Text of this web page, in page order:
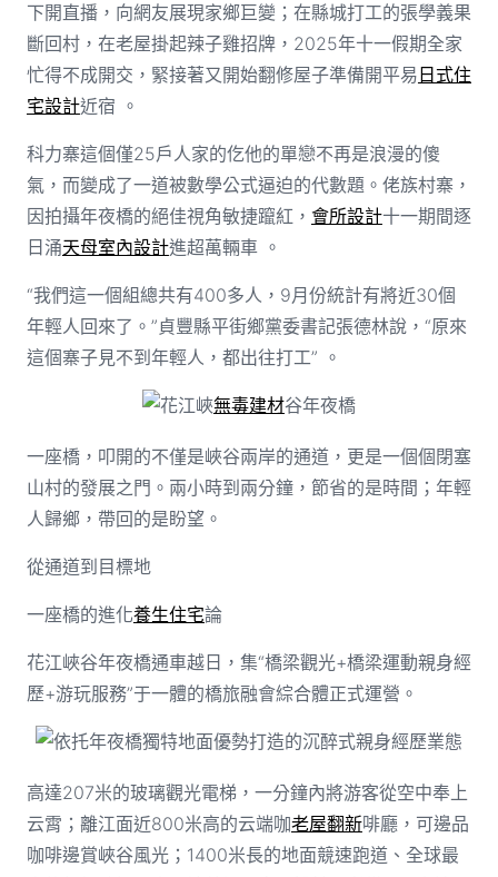
下開直播，向網友展現家鄉巨變；在縣城打工的張學義果
斷回村，在老屋掛起辣子雞招牌，2025年十一假期全家
忙得不成開交，緊接著又開始翻修屋子準備開平易 日式住
宅設計近宿 。
科力寨這個僅25戶人家的仡他的單戀不再是浪漫的傻
氣，而變成了一道被數學公式逼迫的代數題。佬族村寨，
因拍攝年夜橋的絕佳視角敏捷躥紅， 會所設計十一期間逐
日涌天母室內設計進超萬輛車 。
“我們這一個組總共有400多人，9月份統計有將近30個
年輕人回來了。”貞豐縣平街鄉黨委書記張德林說，“原來
這個寨子見不到年輕人，都出往打工” 。
花江峽無毒建材谷年夜橋
一座橋，叩開的不僅是峽谷兩岸的通道，更是一個個閉塞
山村的發展之門。兩小時到兩分鐘，節省的是時間；年輕
人歸鄉，帶回的是盼望。
從通道到目標地
一座橋的進化養生住宅論
花江峽谷年夜橋通車越日，集“橋梁觀光+橋梁運動親身經
歷+游玩服務”于一體的橋旅融會綜合體正式運營。
依托年夜橋獨特地面優勢打造的沉醉式親身經歷業態
高達207米的玻璃觀光電梯，一分鐘內將游客從空中奉上
云霄；離江面近800米高的云端咖老屋翻新啡廳，可邊品
咖啡邊賞峽谷風光；1400米長的地面競速跑道、全球最